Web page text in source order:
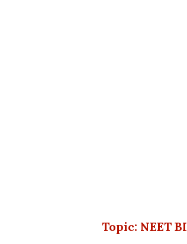
Topic: NEET